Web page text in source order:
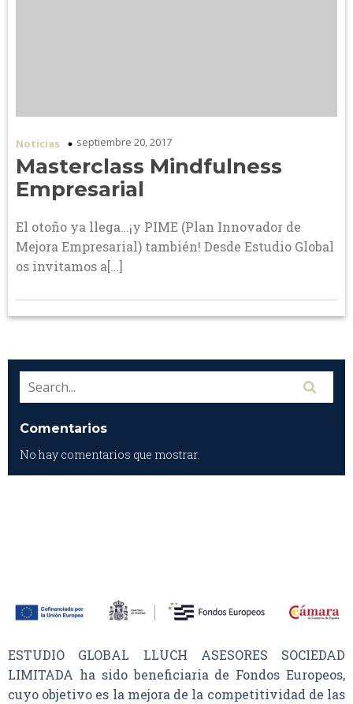
Noticias septiembre 20, 2017
Masterclass Mindfulness
Empresarial
El otoño ya llega…¡y PIME (Plan Innovador de
Mejora Empresarial) también! Desde Estudio Global
os invitamos a[…]
Comentarios
No hay comentarios que mostrar.
ESTUDIO GLOBAL LLUCH ASESORES SOCIEDAD
LIMITADA ha sido beneficiaria de Fondos Europeos,
cuyo objetivo es la mejora de la competitividad de las